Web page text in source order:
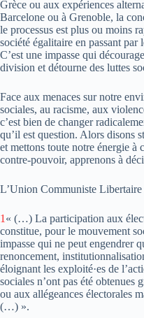
Grèce ou aux expériences
Barcelone ou à Grenoble, la
le processus est plus ou moins
société égalitaire en passant par
C’est une impasse qui
division et détourne des luttes
Face aux menaces sur notre
sociales, au racisme, aux
c’est bien de changer
qu’il est question. Alors disons
et mettons toute notre énergie à
contre-pouvoir, apprenons à
L’Union Communiste
1 « (…) La participation aux
constitue, pour le mouvement
impasse qui ne peut engendrer
renoncement,
éloignant les exploité·es de
sociales n’ont pas été obtenues
ou aux allégeances électorales
(…) ».